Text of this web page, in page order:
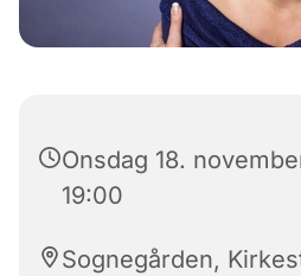
Onsdag 18.
19:00
Sognegården,